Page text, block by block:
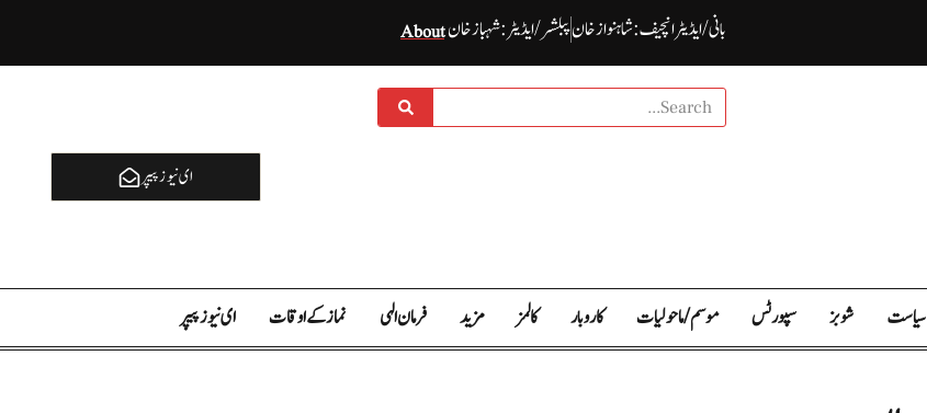
بانی / ایڈیٹرانچیف : شاہنواز خانپبلشر/ ایڈیٹر : شہباز خانAbout
ای نيوز پیپر
سیاست شوبز سپورٹس موسم / ما حولیات کاروبار کالمز مزید فرمان الہی نماز کے اوقات ای نيوز پیپر